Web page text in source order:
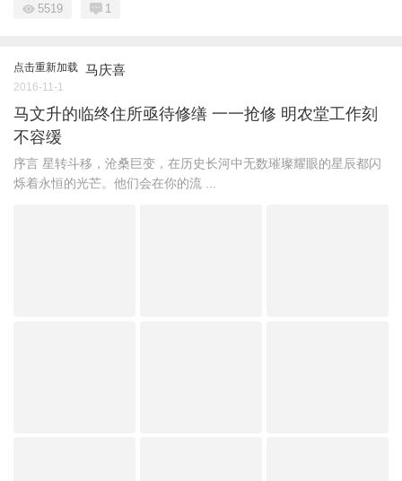
5519 1
点击重新加载 马庆喜
2016-11-1
马文升的临终住所亟待修缮 一一抢修 明农堂工作刻
不容缓
序言 星转斗移，沧桑巨变，在历史长河中无数璀璨耀眼的星辰都闪
烁着永恒的光芒。他们会在你的流 ...